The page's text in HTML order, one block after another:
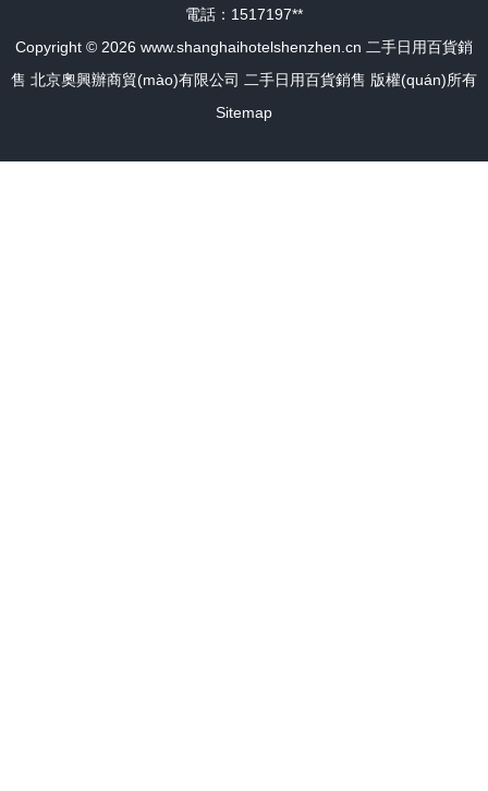
電話：1517197**
Copyright © 2026 www.shanghaihotelshenzhen.cn 二手日用百貨銷
售 北京奧興辦商貿(mào)有限公司 二手日用百貨銷售 版權(quán)所有
Sitemap